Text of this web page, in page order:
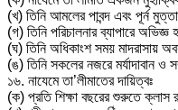
(খ) তিনি আমলের পাবন্দ এবং পূর্ন
(গ) তিনি পরিচালনার ব্যাপারে অভিজ্ঞ
(ঘ) তিনি অধিকাংশ সময় মাদরাসায়
(ঙ) তিনি সকলের নজরে মর্যাদাবান ও
১৬. নাযেমে তা’লীমাতের দায়িত্বঃ
(ক) প্রতি শিক্ষা বছরের শুরুতে ক্লাস